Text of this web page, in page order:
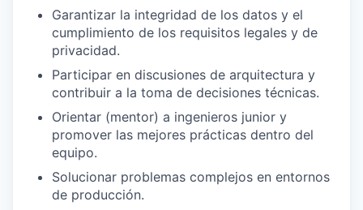
Garantizar la integridad de los datos y el
cumplimiento de los requisitos legales y de
privacidad.
Participar en discusiones de arquitectura y
contribuir a la toma de decisiones técnicas.
Orientar (mentor) a ingenieros junior y
promover las mejores prácticas dentro del
equipo.
Solucionar problemas complejos en entornos
de producción.